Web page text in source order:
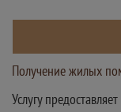
Получение жилых
Услугу предоставляет